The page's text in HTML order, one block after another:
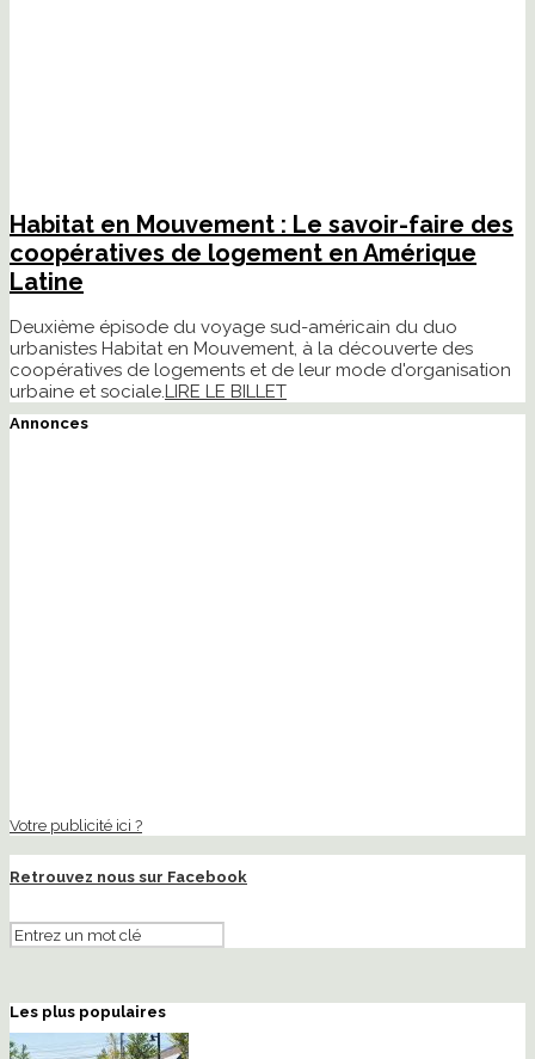
Habitat en Mouvement : Le savoir-faire des
coopératives de logement en Amérique
Latine
Deuxième épisode du voyage sud-américain du duo
urbanistes Habitat en Mouvement, à la découverte des
coopératives de logements et de leur mode d'organisation
urbaine et sociale. LIRE LE BILLET
Annonces
Votre publicité ici ?
Retrouvez nous sur Facebook
Les plus populaires